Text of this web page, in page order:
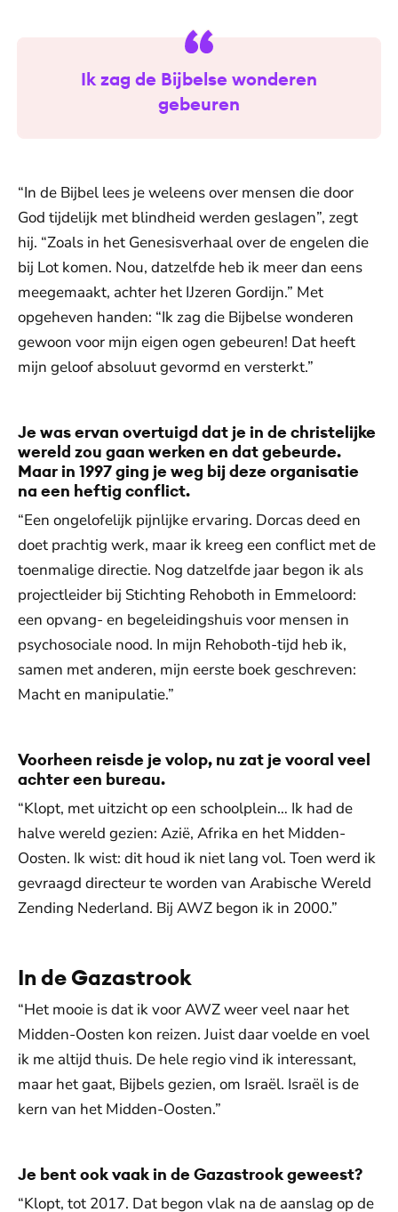
Ik zag de Bijbelse wonderen
gebeuren
“In de Bijbel lees je weleens over mensen die door
God tijdelijk met blindheid werden geslagen”, zegt
hij. “Zoals in het Genesisverhaal over de engelen die
bij Lot komen. Nou, datzelfde heb ik meer dan eens
meegemaakt, achter het IJzeren Gordijn.” Met
opgeheven handen: “Ik zag die Bijbelse wonderen
gewoon voor mijn eigen ogen gebeuren! Dat heeft
mijn geloof absoluut gevormd en versterkt.”
Je was ervan overtuigd dat je in de christelijke
wereld zou gaan werken en dat gebeurde.
Maar in 1997 ging je weg bij deze organisatie
na een heftig conflict.
“Een ongelofelijk pijnlijke ervaring. Dorcas deed en
doet prachtig werk, maar ik kreeg een conflict met de
toenmalige directie. Nog datzelfde jaar begon ik als
projectleider bij Stichting Rehoboth in Emmeloord:
een opvang- en begeleidingshuis voor mensen in
psychosociale nood. In mijn Rehoboth-tijd heb ik,
samen met anderen, mijn eerste boek geschreven:
Macht en manipulatie.”
Voorheen reisde je volop, nu zat je vooral veel
achter een bureau.
“Klopt, met uitzicht op een schoolplein… Ik had de
halve wereld gezien: Azië, Afrika en het Midden-
Oosten. Ik wist: dit houd ik niet lang vol. Toen werd ik
gevraagd directeur te worden van Arabische Wereld
Zending Nederland. Bij AWZ begon ik in 2000.”
In de Gazastrook
“Het mooie is dat ik voor AWZ weer veel naar het
Midden-Oosten kon reizen. Juist daar voelde en voel
ik me altijd thuis. De hele regio vind ik interessant,
maar het gaat, Bijbels gezien, om Israël. Israël is de
kern van het Midden-Oosten.”
Je bent ook vaak in de Gazastrook geweest?
“Klopt, tot 2017. Dat begon vlak na de aanslag op de